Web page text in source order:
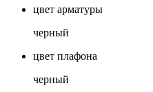
цвет арматуры
черный
цвет плафона
черный